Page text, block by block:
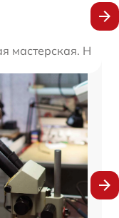
мастерская.